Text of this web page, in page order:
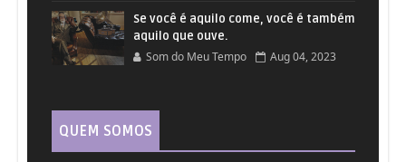
67 Barcarolle - Andrea Bocelli
69
La Vida Es Bella (De "La Vida Es Bella") -
Andrea Bocelli
Se você é aquilo come, você é também
aquilo que ouve.
Som do Meu Tempo Aug 04, 2023
QUEM SOMOS